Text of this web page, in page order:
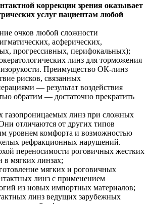
коррекции зрения оказывает
услуг пациентам любой
очков любой сложности
асферических,
прогрессивных, перифокальных);
линз для торможения
Преимущество ОК-линз
рисков, связанных
— результат воздействия
обратим — достаточно прекратить
газопроницаемых линз при сложных
отличаются от других типов
уровнем комфорта и возможностью
рефракционных нарушений.
переносимости роговичных жестких
в мягких линзах;
мягких и роговичных
линз с применением
из новых импортных материалов;
линз ведущих зарубежных